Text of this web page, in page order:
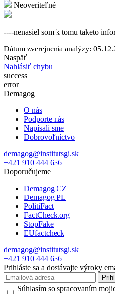
Neoveriteľné
----nenasiel som k tomu taketo
Dátum zverejnenia analýzy:
Naspäť
Nahlásiť chybu
success
error
Demagog
O nás
Podporte nás
Napísali sme
Dobrovoľníctvo
demagog@institutsgi.sk
+421 910 444 636
Doporučujeme
Demagog CZ
Demagog PL
PolitiFact
FactCheck.org
StopFake
EUfactcheck
demagog@institutsgi.sk
+421 910 444 636
Prihláste sa a dostávajte výroky
Súhlasím so spracovaním